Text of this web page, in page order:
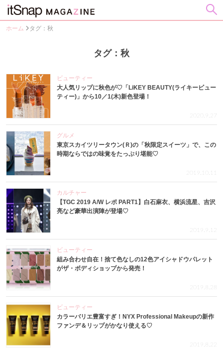
ホーム タグ：秋
タグ：秋
ビューティー
大人気リップに秋色が♡「LiKEY BEAUTY(ライキービュー
ティー)」から10／1(木)新色登場！
グルメ
東京スカイツリータウン(Ｒ)の「秋限定スイーツ」で、この
時期ならではの味覚をたっぷり堪能♡
2019.10.11
カルチャー
【TGC 2019 A/W レポ PART1】白石麻衣、横浜流星、吉沢
亮など豪華出演陣が登場♡
2019.9.12
ビューティー
組み合わせ自在！捨て色なしの12色アイシャドウパレット
がザ・ボディショップから発売！
2019.8.28
ビューティー
カラーバリエ豊富すぎ！NYX Professional Makeupの新作
ファンデ＆リップがかなり使える♡
2019.8.22